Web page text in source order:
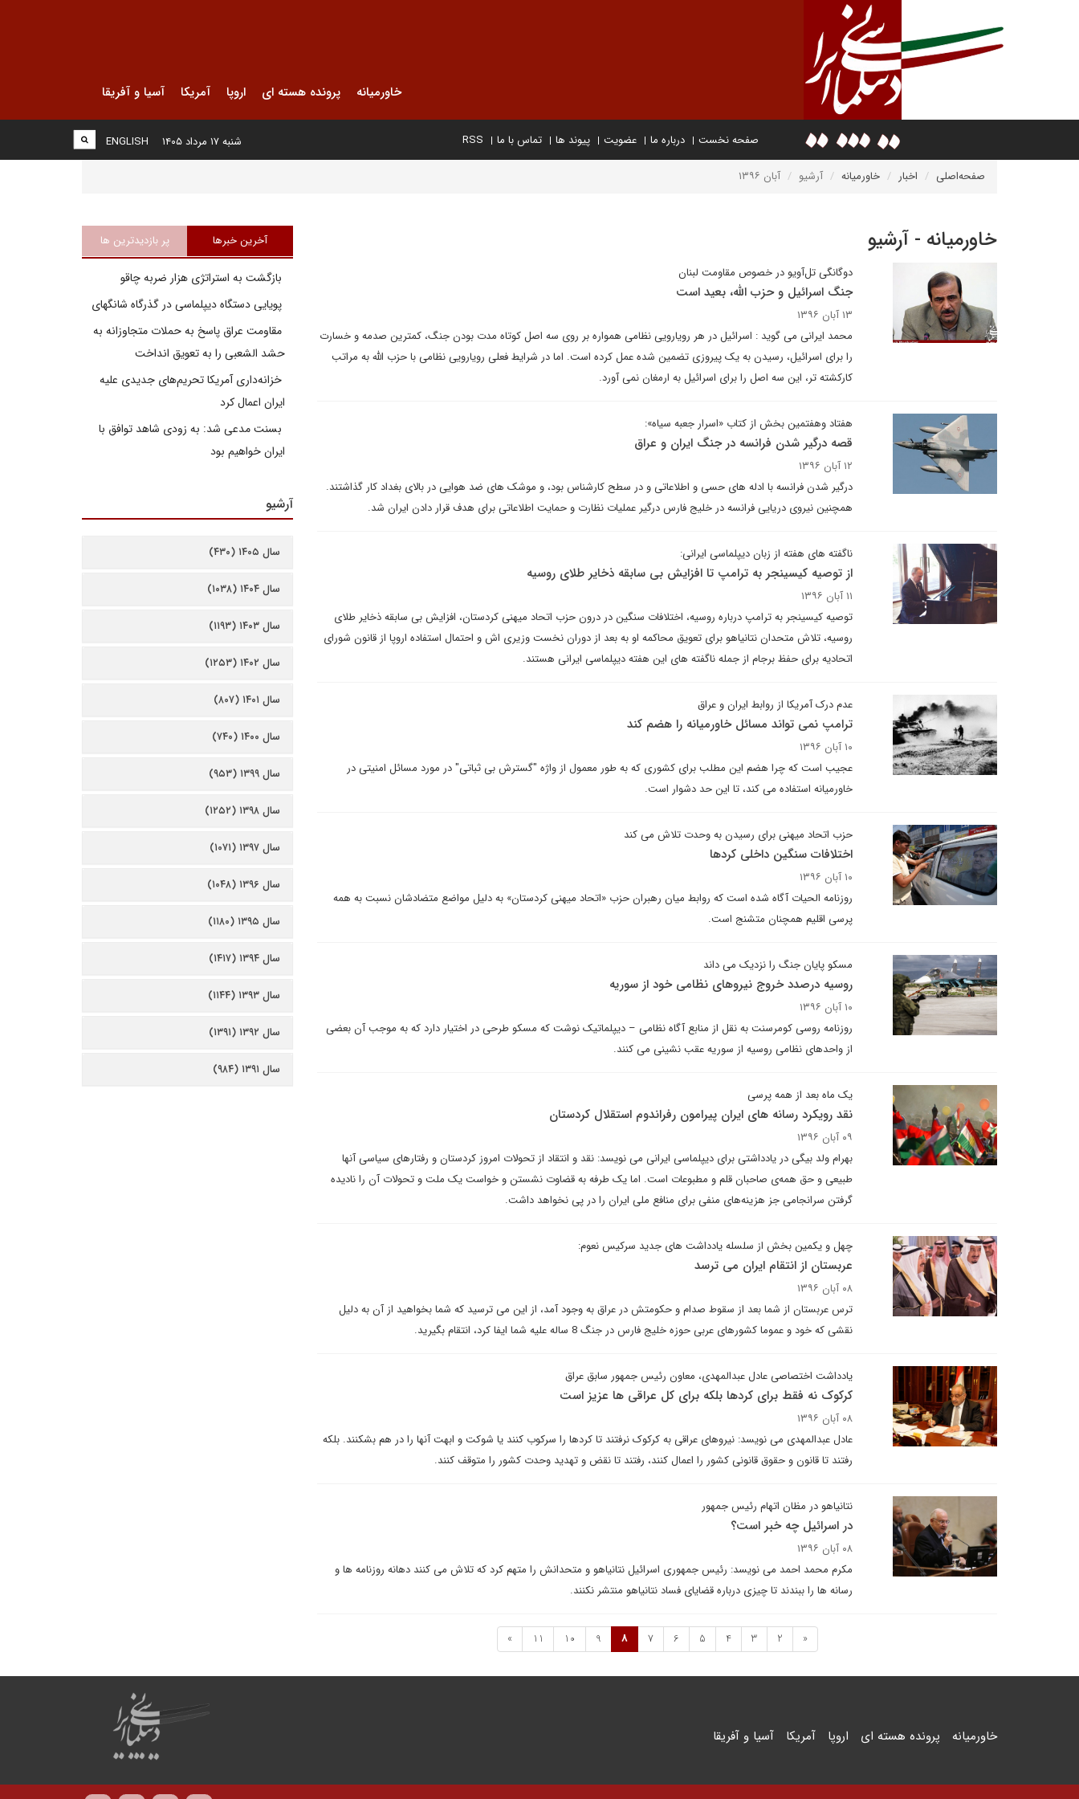
خاورمیانه پرونده هسته ای اروپا آمریکا آسیا و آفریقا
صفحه نخست درباره ما عضویت پیوند ها تماس با ما RSS
ENGLISH شنبه ۱۷ مرداد ۱۴۰۵
صفحه‌اصلی اخبار خاورمیانه آرشیو آبان ۱۳۹۶
خاورمیانه - آرشیو
دوگانگی تل‌آویو در خصوص مقاومت لبنان
جنگ اسرائیل و حزب الله، بعید است
۱۳ آبان ۱۳۹۶
محمد ایرانی می گوید : اسرائیل در هر رویارویی نظامی همواره بر روی سه اصل کوتاه مدت بودن جنگ، کمترین صدمه و خسارت
را برای اسرائیل، رسیدن به یک پیروزی تضمین شده عمل کرده است. اما در شرایط فعلی رویارویی نظامی با حزب الله به مراتب
کارکشته تر، این سه اصل را برای اسرائیل به ارمغان نمی آورد.
هفتاد وهفتمین بخش از کتاب «اسرار جعبه سیاه»:
قصه درگیر شدن فرانسه در جنگ ایران و عراق
۱۲ آبان ۱۳۹۶
درگیر شدن فرانسه با ادله های حسی و اطلاعاتی و در سطح کارشناس بود، و موشک های ضد هوایی در بالای بغداد کار گذاشتند.
همچنین نیروی دریایی فرانسه در خلیج فارس درگیر عملیات نظارت و حمایت اطلاعاتی برای هدف قرار دادن ایران شد.
ناگفته های هفته از زبان دیپلماسی ایرانی:
از توصیه کیسینجر به ترامپ تا افزایش بی سابقه ذخایر طلای روسیه
۱۱ آبان ۱۳۹۶
توصیه کیسینجر به ترامپ درباره روسیه، اختلافات سنگین در درون حزب اتحاد میهنی کردستان، افزایش بی سابقه ذخایر طلای
روسیه، تلاش متحدان نتانیاهو برای تعویق محاکمه او به بعد از دوران نخست وزیری اش و احتمال استفاده اروپا از قانون شورای
اتحادیه برای حفظ برجام از جمله ناگفته های این هفته دیپلماسی ایرانی هستند.
عدم درک آمریکا از روابط ایران و عراق
ترامپ نمی تواند مسائل خاورمیانه را هضم کند
۱۰ آبان ۱۳۹۶
عجیب است که چرا هضم این مطلب برای کشوری که به طور معمول از واژه "گسترش بی ثباتی" در مورد مسائل امنیتی در
خاورمیانه استفاده می کند، تا این حد دشوار است.
حزب اتحاد میهنی برای رسیدن به وحدت تلاش می کند
اختلافات سنگین داخلی کردها
۱۰ آبان ۱۳۹۶
روزنامه الحیات آگاه شده است که روابط میان رهبران حزب «اتحاد میهنی کردستان» به دلیل مواضع متضادشان نسبت به همه
پرسی اقلیم همچنان متشنج است.
مسکو پایان جنگ را نزدیک می داند
روسیه درصدد خروج نیروهای نظامی خود از سوریه
۱۰ آبان ۱۳۹۶
روزنامه روسی کومرسنت به نقل از منابع آگاه نظامی – دیپلماتیک نوشت که مسکو طرحی در اختیار دارد که به موجب آن بعضی
از واحدهای نظامی روسیه از سوریه عقب نشینی می کنند.
یک ماه بعد از همه پرسی
نقد رویکرد رسانه های ایران پیرامون رفراندوم استقلال کردستان
۰۹ آبان ۱۳۹۶
بهرام ولد بیگی در یادداشتی برای دیپلماسی ایرانی می نویسد: نقد و انتقاد از تحولات امروز کردستان و رفتارهای سیاسی آنها
طبیعی و حق همه‌ی صاحبان قلم و مطبوعات است. اما یک طرفه به قضاوت نشستن و خواست یک ملت و تحولات آن را نادیده
گرفتن سرانجامی جز هزینه‌های منفی برای منافع ملی ایران را در پی نخواهد داشت.
چهل و یکمین بخش از سلسله یادداشت های جدید سرکیس نعوم:
عربستان از انتقام ایران می ترسد
۰۸ آبان ۱۳۹۶
ترس عربستان از شما بعد از سقوط صدام و حکومتش در عراق به وجود آمد، از این می ترسید که شما بخواهید از آن به دلیل
نقشی که خود و عموما کشورهای عربی حوزه خلیج فارس در جنگ 8 ساله علیه شما ایفا کرد، انتقام بگیرید.
یادداشت اختصاصی عادل عبدالمهدی، معاون رئیس جمهور سابق عراق
کرکوک نه فقط برای کردها بلکه برای کل عراقی ها عزیز است
۰۸ آبان ۱۳۹۶
عادل عبدالمهدی می نویسد: نیروهای عراقی به کرکوک نرفتند تا کردها را سرکوب کنند یا شوکت و ابهت آنها را در هم بشکنند. بلکه
رفتند تا قانون و حقوق قانونی کشور را اعمال کنند، رفتند تا نقض و تهدید وحدت کشور را متوقف کنند.
نتانیاهو در مظان اتهام رئیس جمهور
در اسرائیل چه خبر است؟
۰۸ آبان ۱۳۹۶
مکرم محمد احمد می نویسد: رئیس جمهوری اسرائیل نتانیاهو و متحدانش را متهم کرد که تلاش می کنند دهانه روزنامه ها و
رسانه ها را ببندند تا چیزی درباره قضایای فساد نتانیاهو منتشر نکنند.
«
2
3
4
5
6
7
8
9
10
11
»
آخرین خبرها پر بازدیدترین ها
بازگشت به استراتژی هزار ضربه چاقو
پویایی دستگاه دیپلماسی در گذرگاه شانگهای
مقاومت عراق پاسخ به حملات متجاوزانه به
حشد الشعبی را به تعویق انداخت
خزانه‌داری آمریکا تحریم‌های جدیدی علیه
ایران اعمال کرد
بسنت مدعی شد: به زودی شاهد توافق با
ایران خواهیم بود
آرشیو
سال ۱۴۰۵ (۴۳۰)
سال ۱۴۰۴ (۱۰۳۸)
سال ۱۴۰۳ (۱۱۹۳)
سال ۱۴۰۲ (۱۲۵۳)
سال ۱۴۰۱ (۸۰۷)
سال ۱۴۰۰ (۷۴۰)
سال ۱۳۹۹ (۹۵۳)
سال ۱۳۹۸ (۱۲۵۲)
سال ۱۳۹۷ (۱۰۷۱)
سال ۱۳۹۶ (۱۰۴۸)
سال ۱۳۹۵ (۱۱۸۰)
سال ۱۳۹۴ (۱۴۱۷)
سال ۱۳۹۳ (۱۱۴۴)
سال ۱۳۹۲ (۱۳۹۱)
سال ۱۳۹۱ (۹۸۴)
خاورمیانه پرونده هسته ای اروپا آمریکا آسیا و آفریقا